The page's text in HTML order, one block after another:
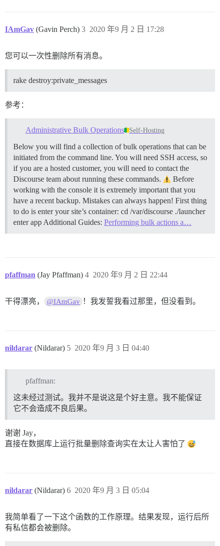
IAmGav (Gavin Perch) 2020 年9 月 2 日 17:28
3
您可以一次性删除所有消息。
rake destroy:private_messages
参考：
Administrative Bulk Operations Self-Hosting
Below you will find a collection of bulk operations that can be
initiated from the command line. You will need SSH access, so
if you are a hosted customer, you will need to contact the
Discourse team about running these commands.
Before
working with the console it is extremely important that you
have a recent backup. Mistakes can always happen! First thing
to do is enter your site’s container: cd /var/discourse ./launcher
enter app Additional Guides: Performing bulk actions a…
pfaffman (Jay Pfaffman) 2020 年9 月 2 日 22:44
4
干得漂亮， @IAmGav ！我发誓我看过那里，但没看到。
nildarar (Nildarar) 2020 年9 月 3 日 04:40
5
pfaffman:
这未经过测试。我并不是说这是个好主意。我不能保证
它不会造成不良后果。
谢谢 Jay，
直接在数据库上运行批量删除查询实在太让人害怕了
nildarar (Nildarar) 2020 年9 月 3 日 05:04
6
我简单看了一下这个函数的工作原理。结果发现，运行后所
有私信都会被删除。